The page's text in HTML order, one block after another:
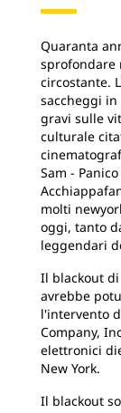
Quaranta
sprofondare
circostante.
saccheggi
gravi sulle
culturale
Sam -
molti
oggi, tanto
leggendari
Il blackout di
avrebbe
l'intervento
Company,
elettronici
New York.
Il blackout